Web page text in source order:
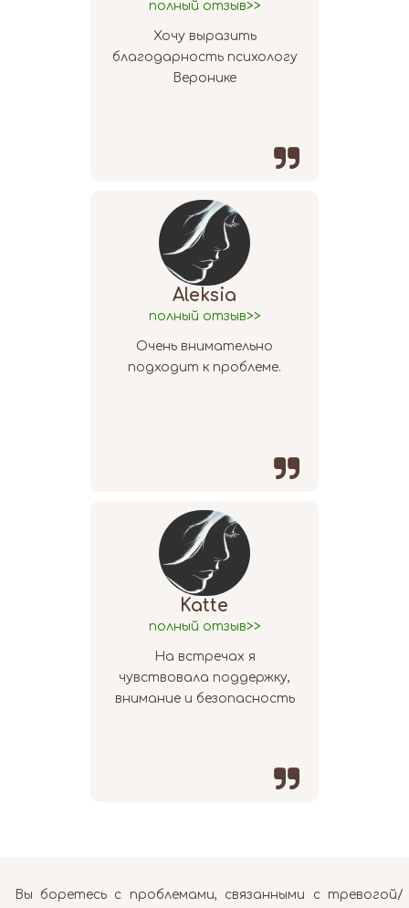
полный отзыв>>
Хочу выразить
благодарность психологу
Веронике

Aleksia
полный отзыв>>
Очень внимательно
подходит к проблеме.

Katte
полный отзыв>>
На встречах я
чувствовала поддержку,
внимание и безопасность

Вы боретесь с проблемами, связанными с тревогой/